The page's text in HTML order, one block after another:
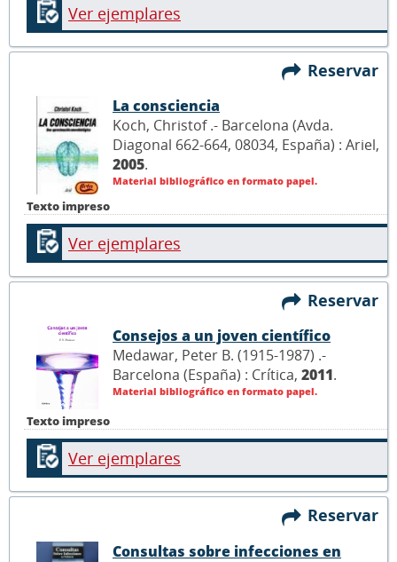
Ver ejemplares
Reservar
Texto impreso
La consciencia
Koch, Christof .- Barcelona (Avda.
Diagonal 662-664, 08034, España) : Ariel,
2005.
Material bibliográfico en formato papel.
Ver ejemplares
Reservar
Texto impreso
Consejos a un joven científico
Medawar, Peter B. (1915-1987) .-
Barcelona (España) : Crítica, 2011.
Material bibliográfico en formato papel.
Ver ejemplares
Reservar
Consultas sobre infecciones en